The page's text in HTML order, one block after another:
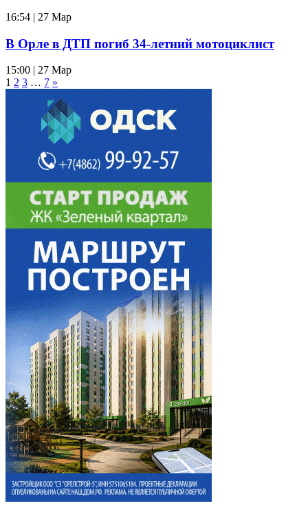
16:54 | 27 Мар
В Орле в ДТП погиб 34-летний мотоциклист
15:00 | 27 Мар
1 2 3 … 7 »